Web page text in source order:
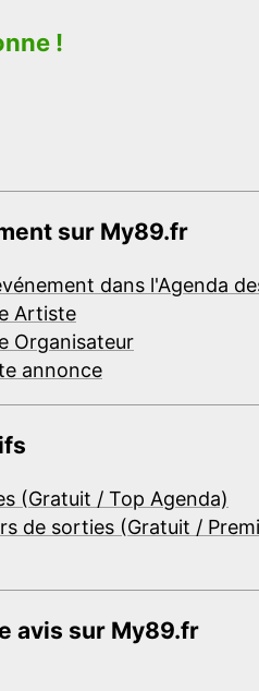
!
sur My89.fr
dans l'Agenda
Artiste
Organisateur
annonce
(Gratuit / Top Agenda)
de sorties (Gratuit /
avis sur My89.fr